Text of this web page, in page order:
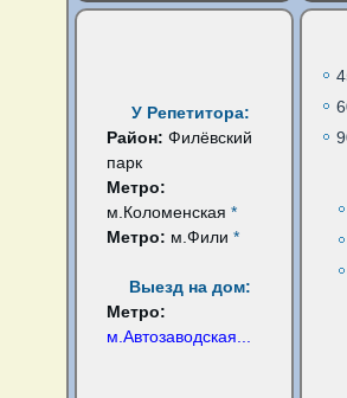
У Репетитора:
Район:Филёвский
парк
Метро:
м.Коломенская*
Метро: м.Фили*
Выезд на дом:
Метро:
м.Автозаводская